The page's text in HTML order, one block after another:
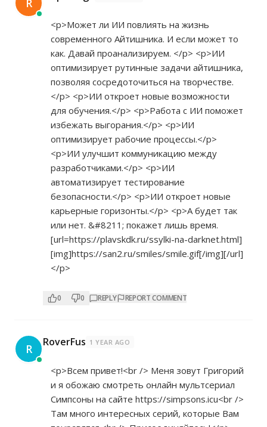
<p>Может ли ИИ повлиять на жизнь
современного Айтишника. И если может то
как. Давай проанализируем. </p> <p>ИИ
оптимизирует рутинные задачи айтишника,
позволяя сосредоточиться на творчестве.
</p> <p>ИИ откроет новые возможности
для обучения.</p> <p>Работа с ИИ поможет
избежать выгорания.</p> <p>ИИ
оптимизирует рабочие процессы.</p>
<p>ИИ улучшит коммуникацию между
разработчиками.</p> <p>ИИ
автоматизирует тестирование
безопасности.</p> <p>ИИ откроет новые
карьерные горизонты.</p> <p>А будет так
или нет. &#8211; покажет лишь время.
[url=https://plavskdk.ru/ssylki-na-darknet.html]
[img]https://san2.ru/smiles/smile.gif[/img][/url]
</p>
0 0 REPLY REPORT COMMENT
R RoverFus 1 YEAR AGO
<p>Всем привет!<br /> Меня зовут Григорий
и я обожаю смотреть онлайн мультсериал
Симпсоны на сайте https://simpsons.icu<br />
Там много интересных серий, которые Вам